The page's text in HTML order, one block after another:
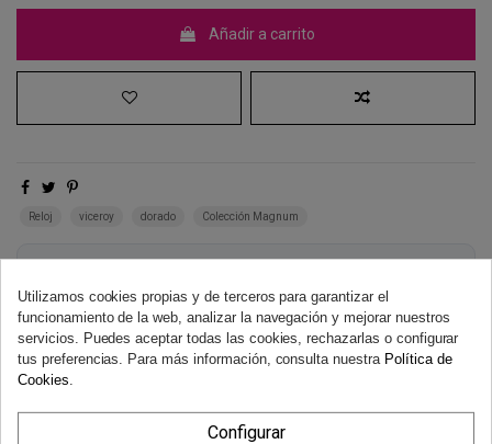
Añadir a carrito
Reloj viceroy dorado Colección Magnum
Dispones de 14 días naturales para desistir de tu compra, sin
necesidad de justificación. Más información
Utilizamos cookies propias y de terceros para garantizar el
funcionamiento de la web, analizar la navegación y mejorar nuestros
servicios. Puedes aceptar todas las cookies, rechazarlas o configurar
tus preferencias. Para más información, consulta nuestra Política de
Cookies
Configurar